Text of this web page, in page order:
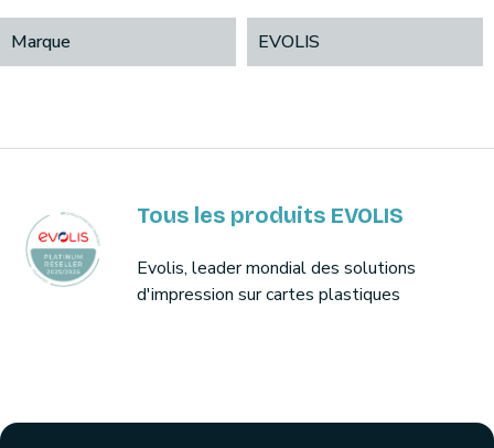
Marque EVOLIS
Tous les produits EVOLIS
Evolis, leader mondial des solutions
d'impression sur cartes plastiques